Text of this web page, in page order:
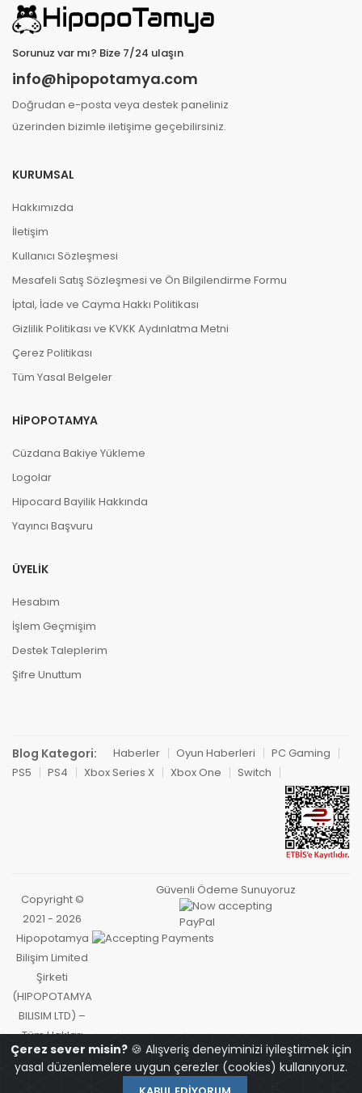
Sorunuz var mı? Bize 7/24 ulaşın
info@hipopotamya.com
Doğrudan e-posta veya destek paneliniz
üzerinden bizimle iletişime geçebilirsiniz.
KURUMSAL
Hakkımızda
İletişim
Kullanıcı Sözleşmesi
Mesafeli Satış Sözleşmesi ve Ön Bilgilendirme Formu
İptal, İade ve Cayma Hakkı Politikası
Gizlilik Politikası ve KVKK Aydınlatma Metni
Çerez Politikası
Tüm Yasal Belgeler
HIPOPOTAMYA
Cüzdana Bakiye Yükleme
Logolar
Hipocard Bayilik Hakkında
Yayıncı Başvuru
ÜYELIK
Hesabım
İşlem Geçmişim
Destek Taleplerim
Şifre Unuttum
Blog Kategori: Haberler Oyun Haberleri
PC Gaming
PS5
PS4 Xbox Series X Xbox One Switch
Copyright ©
2021 - 2026
Hipopotamya
Bilişim Limited
Şirketi
(HIPOPOTAMYA
BILISIM LTD) –
Tüm Hakları
Saklıdır.
Güvenli Ödeme Sunuyoruz
Çerez sever misin? 🍪 Alışveriş deneyiminizi iyileştirmek için
yasal düzenlemelere uygun çerezler (cookies) kullanıyoruz.